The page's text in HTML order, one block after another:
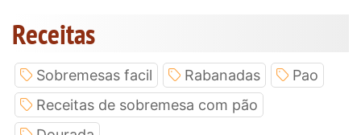
Receitas
Sobremesas facil Rabanadas
Pao
Receitas de sobremesa com pão